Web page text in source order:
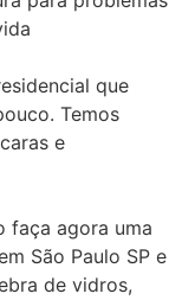
que
Temos
e
faça agora uma
São Paulo SP e
de vidros,